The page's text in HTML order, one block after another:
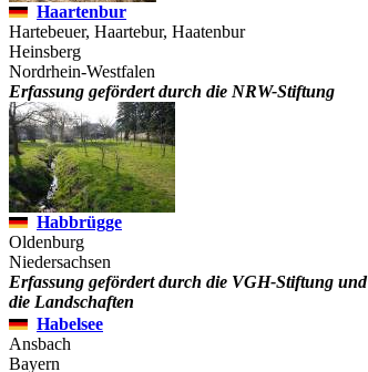
Haartenbur
Hartebeuer, Haartebur, Haatenbur
Heinsberg
Nordrhein-Westfalen
Erfassung gefördert durch die NRW-Stiftung
Habbrügge
Oldenburg
Niedersachsen
Erfassung gefördert durch die VGH-Stiftung und
die Landschaften
Habelsee
Ansbach
Bayern